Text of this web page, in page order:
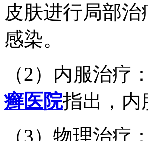
皮肤进行局部
感染。
（2）内服治疗
癣医院指出，内
（3）物理治疗